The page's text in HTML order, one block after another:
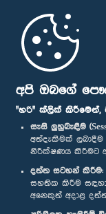
අපි ඔබගේ
"හරි" ක්ලික්
සැසි ලුහුබැඳීම
අත්දැකීමක් ලබාදීම
නිරීක්ෂණය කිරීමට
දත්ත සටහන් කිරීම:
සහතික කිරීම
අනෙකුත් අදාළ
මුල් පිටුව
පාර්ලිමේන්තු ජංගම යෙදුම
අප හා සම්බන්ධ වී
සම්මාන